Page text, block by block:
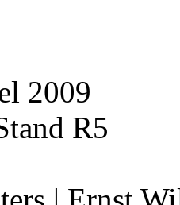
2009
R5